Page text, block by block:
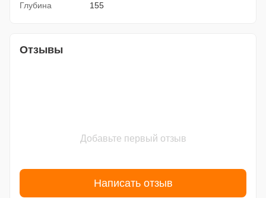
Глубина 155
Отзывы
Добавьте первый отзыв
Написать отзыв